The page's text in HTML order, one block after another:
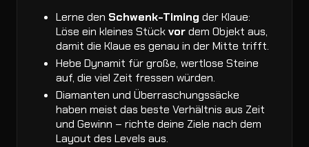
Lerne den Schwenk-Timing der Klaue:
Löse ein kleines Stückvordem Objekt aus,
damit die Klaue es genau in der Mitte trifft.
Hebe Dynamit für große, wertlose Steine
auf, die viel Zeit fressen würden.
Diamanten und Überraschungssäcke
haben meist das beste Verhältnis aus Zeit
und Gewinn – richte deine Ziele nach dem
Layout des Levels aus.